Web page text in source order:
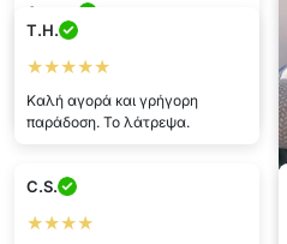
Δαναη
★★★★★
καλύτερος ύπνος
T.H.
★★★★★
Καλή αγορά και γρήγορη
παράδοση. Το λάτρεψα.
C.S.
★★★★